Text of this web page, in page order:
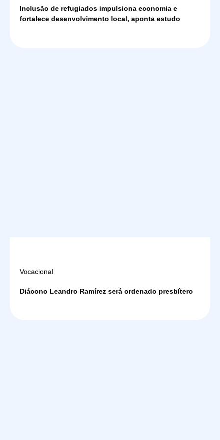
Inclusão de refugiados impulsiona economia e
fortalece desenvolvimento local, aponta estudo
Vocacional
Diácono Leandro Ramírez será ordenado presbítero